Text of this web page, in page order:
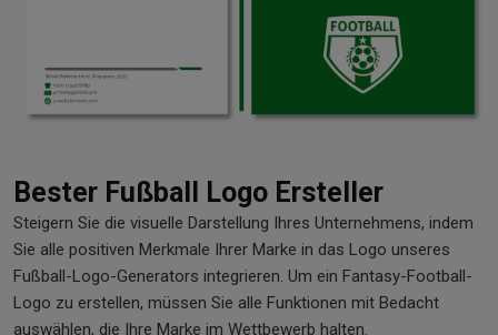
Bester Fußball Logo Ersteller
Steigern Sie die visuelle Darstellung Ihres Unternehmens, indem
Sie alle positiven Merkmale Ihrer Marke in das Logo unseres
Fußball-Logo-Generators integrieren. Um ein Fantasy-Football-
Logo zu erstellen, müssen Sie alle Funktionen mit Bedacht
auswählen, die Ihre Marke im Wettbewerb halten.